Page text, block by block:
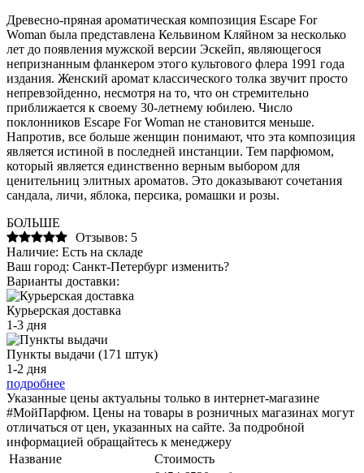
Древесно-пряная ароматическая композиция Escape For
Woman была представлена Кельвином Кляйном за несколько
лет до появления мужской версии Эскейп, являющегося
непризнанным фланкером этого культового флера 1991 года
издания. Женский аромат классического толка звучит просто
непревзойденно, несмотря на то, что он стремительно
приближается к своему 30-летнему юбилею. Число
поклонников Escape For Woman не становится меньше.
Напротив, все больше женщин понимают, что эта композиция
является истиной в последней инстанции. Тем парфюмом,
который является единственно верным выбором для
ценительниц элитных ароматов. Это доказывают сочетания
сандала, личи, яблока, персика, ромашки и розы.
БОЛЬШЕ
Отзывов: 5
Наличие: Есть на складе
Ваш город: Санкт-Петербург изменить?
Варианты доставки:
Курьерская доставка
1-3 дня
Пункты выдачи (171 штук)
1-2 дня
подробнее
Указанные цены актуальны только в интернет-магазине
#МойПарфюм. Цены на товары в розничных магазинах могут
отличаться от цен, указанных на сайте. За подробной
информацией обращайтесь к менеджеру
Название
Стоимость